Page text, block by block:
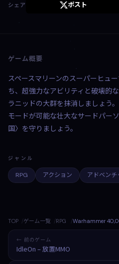
シェア ポスト
ゲーム概要
スペースマリーンのスーパーヒュ
ち、超強力なアビリティと破壊的
ラニッドの大群を抹消しましょう
モードが可能な壮大なサードパー
国〉を守りましょう。
ジャンル
RPG アクション アドベンチ
TOP ゲーム一覧 RPG Warhammer
← 前のゲーム
IdleOn – 放置MMO